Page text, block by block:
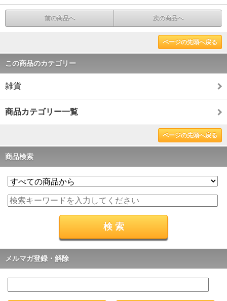
前の商品へ 次の商品へ
ページの先頭へ戻る
この商品のカテゴリー
雑貨
商品カテゴリー一覧
ページの先頭へ戻る
商品検索
メルマガ登録・解除